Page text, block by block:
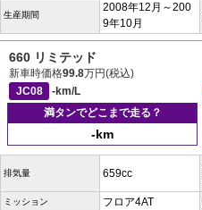
生産期間
2008年12月～200
9年10月
660 リミテッド
新車時価格99.8万円(税込)
JC08
-km/L
満タンでどこまで走る？
-km
排気量 659cc
ミッション フロア4AT